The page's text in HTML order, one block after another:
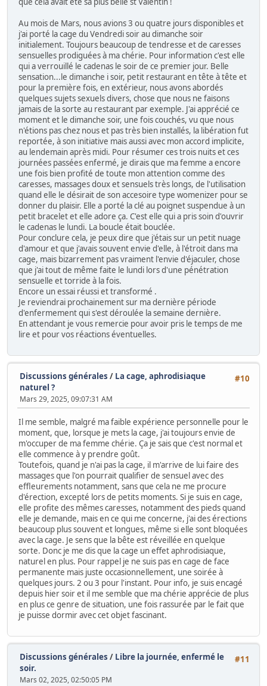
Au mois de Mars, nous avions 3 ou quatre jours disponibles et
j'ai porté la cage du Vendredi soir au dimanche soir
initialement. Toujours beaucoup de tendresse et de caresses
sensuelles prodiguées à ma chérie. Pour information c'est elle
qui a verrouillé le cadenas le soir de ce premier jour. Belle
sensation...le dimanche i soir, petit restaurant en tête à tête et
pour la première fois, en extérieur, nous avons abordés
quelques sujets sexuels divers, chose que nous ne faisons
jamais de la sorte au restaurant par exemple. J'ai apprécié ce
moment et le dimanche soir, une fois couchés, vu que nous
n'étions pas chez nous et pas très bien installés, la libération fut
reportée, à son initiative mais aussi avec mon accord implicite,
au lendemain après midi. Pour résumer ces trois nuits et ces
journées passées enfermé, je dirais que ma femme a encore
une fois bien profité de toute mon attention comme des
caresses, massages doux et sensuels très longs, de l'utilisation
quand elle le désirait de son accesoire type womenizer pour se
donner du plaisir. Elle a porté la clé au poignet suspendue à un
petit bracelet et elle adore ça. C'est elle qui a pris soin d'ouvrir
le cadenas le lundi. La boucle était bouclée.
Pour conclure cela, je peux dire que j'étais sur un petit nuage
d'amour et que j'avais souvent envie d'elle, à l'étroit dans ma
cage, mais bizarrement pas vraiment l'envie d'éjaculer, chose
que j'ai tout de même faite le lundi lors d'une pénétration
sensuelle et torride à la fois.
Encore un essai réussi et transformé .
Je reviendrai prochainement sur ma dernière période
d'enfermement qui s'est déroulée la semaine dernière.
En attendant je vous remercie pour avoir pris le temps de me
lire et pour vos réactions éventuelles.
#10
Discussions générales / La cage, aphrodisiaque
naturel ?
Mars 29, 2025, 09:07:31 AM
Il me semble, malgré ma faible expérience personnelle pour le
moment, que, lorsque je mets la cage, j'ai toujours envie de
m'occuper de ma femme chérie. Ça je sais que c'est normal et
elle commence à y prendre goût.
Toutefois, quand je n'ai pas la cage, il m'arrive de lui faire des
massages que l'on pourrait qualifier de sensuel avec des
effleurements notamment, sans que cela ne me procure
d'érection, excepté lors de petits moments. Si je suis en cage,
elle profite des mêmes caresses, notamment des pieds quand
elle je demande, mais en ce qui me concerne, j'ai des érections
beaucoup plus souvent et longues, même si elle sont bloquées
avec la cage. Je sens que la bête est réveillée en quelque
sorte. Donc je me dis que la cage un effet aphrodisiaque,
naturel en plus. Pour rappel je ne suis pas en cage de face
permanente mais juste occasionnellement, une soirée à
quelques jours. 2 ou 3 pour l'instant. Pour info, je suis encagé
depuis hier soir et il me semble que ma chérie apprécie de plus
en plus ce genre de situation, une fois rassurée par le fait que
je puisse dormir avec cet objet fascinant.
#11
Discussions générales / Libre la journée, enfermé le
soir.
Mars 02, 2025, 02:50:05 PM